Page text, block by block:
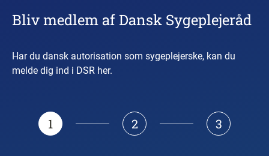
Bliv medlem af Dansk Sygeplejeråd
Har du dansk autorisation som sygeplejerske, kan du
melde dig ind i DSR her.
1 2 3